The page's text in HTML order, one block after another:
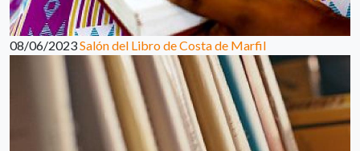
08/06/2023Salón del Libro de Costa de Marfil